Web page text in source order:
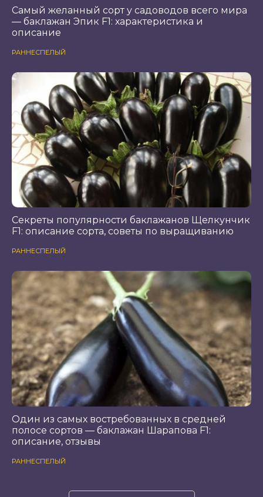
Самый желанный сорт у садоводов всего мира
— баклажан Эпик F1: характеристика и
описание
РАННЕСПЕЛЫЙ
Секреты популярности баклажанов Щелкунчик
F1: описание сорта, советы по выращиванию
РАННЕСПЕЛЫЙ
Один из самых востребованных в средней
полосе сортов — баклажан Шарапова F1:
описание, отзывы
РАННЕСПЕЛЫЙ